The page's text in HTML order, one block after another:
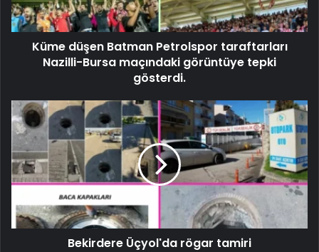
Küme düşen Batman Petrolspor taraftarları
Nazilli-Bursa maçındaki görüntüye tepki
gösterdi.
Bekirdere Üçyol'da rögar tamiri